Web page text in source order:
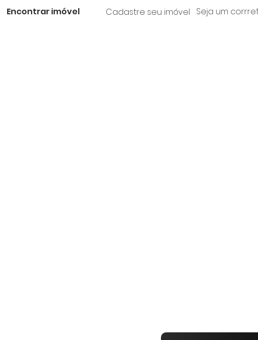
Encontrar imóvel Cadastre seu imóvel Seja um